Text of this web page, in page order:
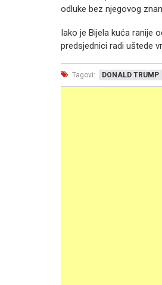
odluke bez njegovog
Iako je Bijela kuća ranije
predsjednici radi uštede
Tagovi: DONALD TRUMP